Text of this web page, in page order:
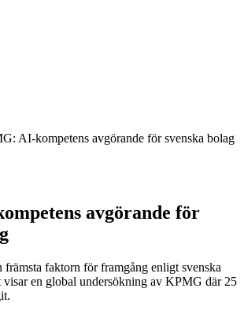
AI-kompetens avgörande för svenska bolag
avgörande för
främsta faktorn för framgång enligt svenska
visar en global undersökning av KPMG där 25